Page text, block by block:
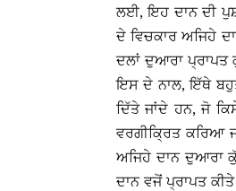
ਲਈ, ਇਹ ਦਾਨ ਦੀ
ਦੇ ਵਿਚਕਾਰ ਅਜਿਹੇ
ਦਲਾਂ ਦੁਆਰਾ ਪ੍ਰਾਪਤ
ਇਸ ਦੇ ਨਾਲ, ਇੱਥੇ ਬਹੁਤ
ਦਿੱਤੇ ਜਾਂਦੇ ਹਨ, ਜੋ
ਵਰਗੀਕ੍ਰਿਤ ਕਰਿਆ
ਅਜਿਹੇ ਦਾਨ ਦੁਆਰਾ
ਦਾਨ ਵਜੋਂ ਪ੍ਰਾਪਤ